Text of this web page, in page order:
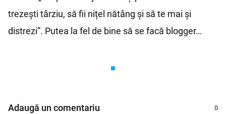
trezești târziu, să fii nițel nătâng și să te mai și
distrezi”. Putea la fel de bine să se facă blogger…
Adaugă un comentariu